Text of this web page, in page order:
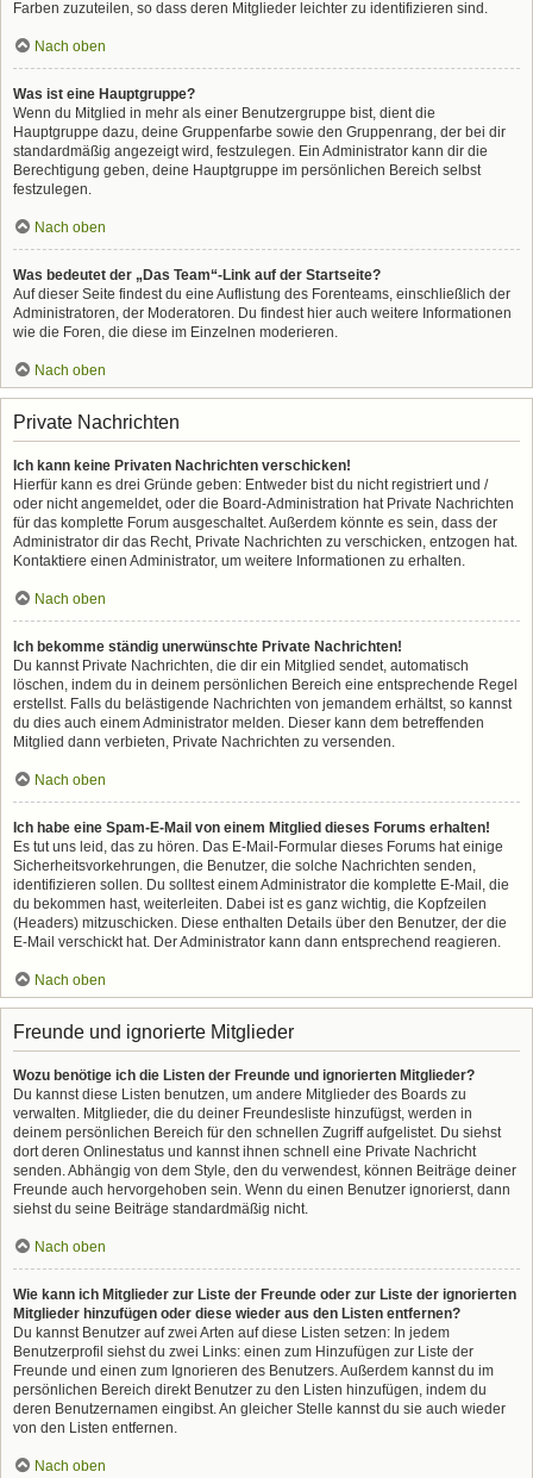
Farben zuzuteilen, so dass deren Mitglieder leichter zu identifizieren sind.
Nach oben
Was ist eine Hauptgruppe?
Wenn du Mitglied in mehr als einer Benutzergruppe bist, dient die
Hauptgruppe dazu, deine Gruppenfarbe sowie den Gruppenrang, der bei dir
standardmäßig angezeigt wird, festzulegen. Ein Administrator kann dir die
Berechtigung geben, deine Hauptgruppe im persönlichen Bereich selbst
festzulegen.
Nach oben
Was bedeutet der „Das Team“-Link auf der Startseite?
Auf dieser Seite findest du eine Auflistung des Forenteams, einschließlich der
Administratoren, der Moderatoren. Du findest hier auch weitere Informationen
wie die Foren, die diese im Einzelnen moderieren.
Nach oben
Private Nachrichten
Ich kann keine Privaten Nachrichten verschicken!
Hierfür kann es drei Gründe geben: Entweder bist du nicht registriert und /
oder nicht angemeldet, oder die Board-Administration hat Private Nachrichten
für das komplette Forum ausgeschaltet. Außerdem könnte es sein, dass der
Administrator dir das Recht, Private Nachrichten zu verschicken, entzogen hat.
Kontaktiere einen Administrator, um weitere Informationen zu erhalten.
Nach oben
Ich bekomme ständig unerwünschte Private Nachrichten!
Du kannst Private Nachrichten, die dir ein Mitglied sendet, automatisch
löschen, indem du in deinem persönlichen Bereich eine entsprechende Regel
erstellst. Falls du belästigende Nachrichten von jemandem erhältst, so kannst
du dies auch einem Administrator melden. Dieser kann dem betreffenden
Mitglied dann verbieten, Private Nachrichten zu versenden.
Nach oben
Ich habe eine Spam-E-Mail von einem Mitglied dieses Forums erhalten!
Es tut uns leid, das zu hören. Das E-Mail-Formular dieses Forums hat einige
Sicherheitsvorkehrungen, die Benutzer, die solche Nachrichten senden,
identifizieren sollen. Du solltest einem Administrator die komplette E-Mail, die
du bekommen hast, weiterleiten. Dabei ist es ganz wichtig, die Kopfzeilen
(Headers) mitzuschicken. Diese enthalten Details über den Benutzer, der die
E-Mail verschickt hat. Der Administrator kann dann entsprechend reagieren.
Nach oben
Freunde und ignorierte Mitglieder
Wozu benötige ich die Listen der Freunde und ignorierten Mitglieder?
Du kannst diese Listen benutzen, um andere Mitglieder des Boards zu
verwalten. Mitglieder, die du deiner Freundesliste hinzufügst, werden in
deinem persönlichen Bereich für den schnellen Zugriff aufgelistet. Du siehst
dort deren Onlinestatus und kannst ihnen schnell eine Private Nachricht
senden. Abhängig von dem Style, den du verwendest, können Beiträge deiner
Freunde auch hervorgehoben sein. Wenn du einen Benutzer ignorierst, dann
siehst du seine Beiträge standardmäßig nicht.
Nach oben
Wie kann ich Mitglieder zur Liste der Freunde oder zur Liste der ignorierten
Mitglieder hinzufügen oder diese wieder aus den Listen entfernen?
Du kannst Benutzer auf zwei Arten auf diese Listen setzen: In jedem
Benutzerprofil siehst du zwei Links: einen zum Hinzufügen zur Liste der
Freunde und einen zum Ignorieren des Benutzers. Außerdem kannst du im
persönlichen Bereich direkt Benutzer zu den Listen hinzufügen, indem du
deren Benutzernamen eingibst. An gleicher Stelle kannst du sie auch wieder
von den Listen entfernen.
Nach oben